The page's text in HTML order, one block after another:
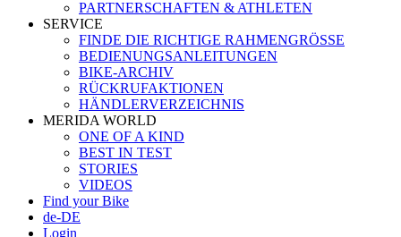
PARTNERSCHAFTEN & ATHLETEN
SERVICE
FINDE DIE RICHTIGE RAHMENGRÖSSE
BEDIENUNGSANLEITUNGEN
BIKE-ARCHIV
RÜCKRUFAKTIONEN
HÄNDLERVERZEICHNIS
MERIDA WORLD
ONE OF A KIND
BEST IN TEST
STORIES
VIDEOS
Find your Bike
de-DE
Login